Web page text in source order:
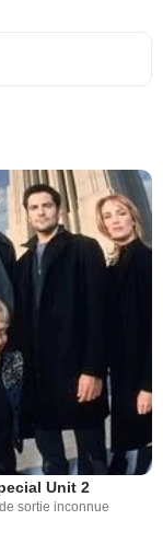
Unit 2
sortie inconnue